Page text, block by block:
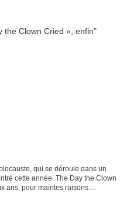
qui se déroule dans un
cette année. The Day the Clown
ans, pour maintes raisons